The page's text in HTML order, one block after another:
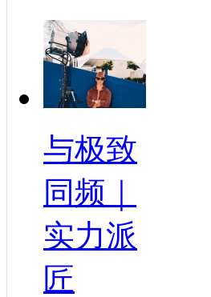
与极致
同频｜
实力派
匠